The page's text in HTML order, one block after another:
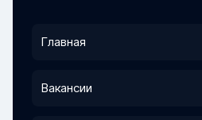
Главная
Вакансии